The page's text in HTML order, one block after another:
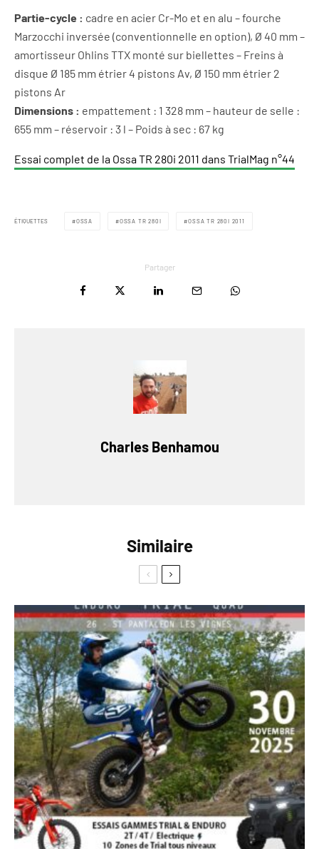
Partie-cycle : cadre en acier Cr-Mo et en alu – fourche
Marzocchi inversée (conventionnelle en option), Ø 40 mm –
amortisseur Ohlins TTX monté sur biellettes – Freins à
disque Ø 185 mm étrier 4 pistons Av, Ø 150 mm étrier 2
pistons Ar
Dimensions : empattement : 1 328 mm – hauteur de selle :
655 mm – réservoir : 3 l – Poids à sec : 67 kg
Essai complet de la Ossa TR 280i 2011 dans TrialMag n°44
ÉTIQUETTES OSSA OSSA TR 280I OSSA TR 280I 2011
Partager
Charles Benhamou
Similaire